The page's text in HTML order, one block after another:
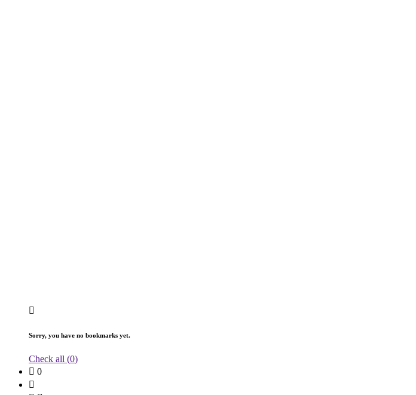
Sorry, you have no bookmarks yet.
Check all (0)
0